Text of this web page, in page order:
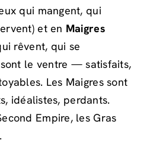
qui mangent, qui
et en Maigres
rêvent, qui se
le ventre — satisfaits,
Les Maigres sont
idéalistes, perdants.
Empire, les Gras